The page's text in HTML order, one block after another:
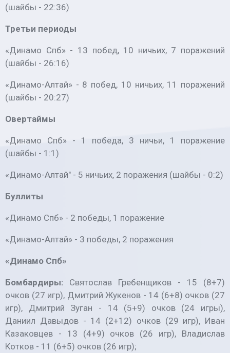
(шайбы - 22:36)
Третьи периоды
«Динамо Спб» - 13 побед, 10 ничьих, 7 поражений
(шайбы - 26:16)
«Динамо-Алтай» - 8 побед, 10 ничьих, 11 поражений
(шайбы - 20:27)
Овертаймы
«Динамо Спб» - 1 победа, 3 ничьи, 1 поражение
(шайбы - 1:1)
«Динамо-Алтай" - 5 ничьих, 2 поражения (шайбы - 0:2)
Буллиты
«Динамо Спб» - 2 победы, 1 поражение
«Динамо-Алтай» - 3 победы, 2 поражения
«Динамо Спб»
Бомбардиры: Святослав Гребенщиков - 15 (8+7)
очков (27 игр), Дмитрий Жукенов - 14 (6+8) очков (27
игр), Дмитрий Зуган - 14 (5+9) очков (24 игры),
Даниил Давыдов - 14 (2+12) очков (29 игр), Иван
Казаковцев - 13 (4+9) очков (26 игр), Владислав
Котков - 11 (6+5) очков (26 игр);